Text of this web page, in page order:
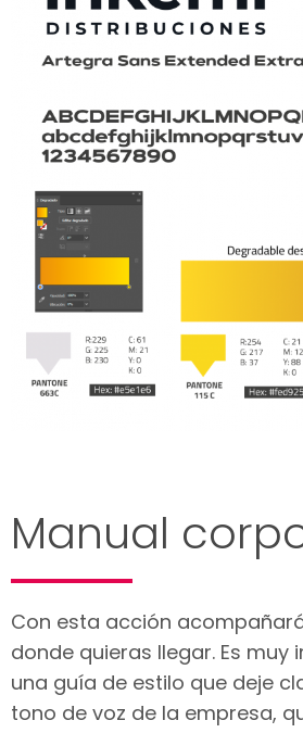
Manual
Con esta acción
donde quieras llegar. Es
una guía de estilo que deje
tono de voz de la empresa,